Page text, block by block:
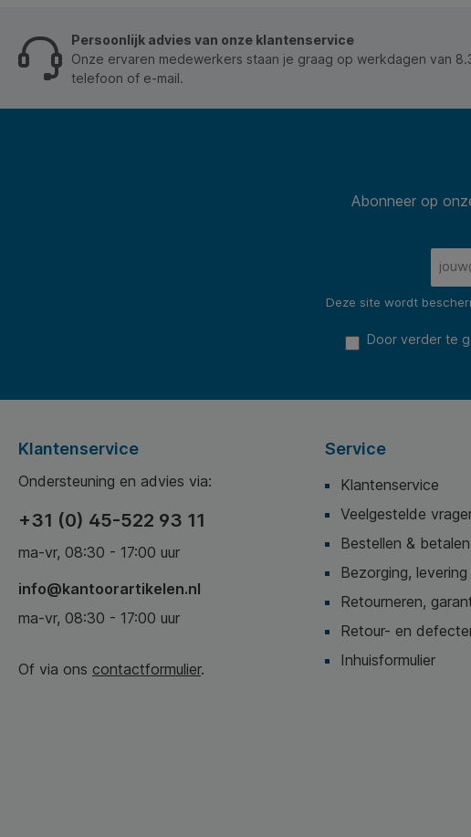
Persoonlijk advies van onze klantenservice
Onze ervaren medewerkers staan je graag op werkdagen van
telefoon of e-mail.
Abonneer op
Deze site wordt
Door verder te
Klantenservice
Ondersteuning en advies via:
+31 (0) 45-522 93 11
ma-vr, 08:30 - 17:00 uur
info@kantoorartikelen.nl
ma-vr, 08:30 - 17:00 uur
Of via ons contactformulier.
Service
Klantenservice
Veelgestelde
Bestellen & betalen
Bezorging,
Retourneren,
Retour- en
Inhuisformulier